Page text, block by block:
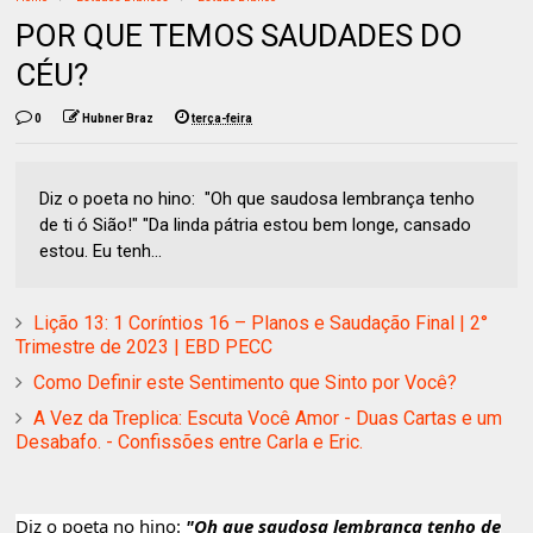
POR QUE TEMOS SAUDADES DO
CÉU?
0 Hubner Braz terça-feira
Diz o poeta no hino: "Oh que saudosa lembrança tenho
de ti ó Sião!" "Da linda pátria estou bem longe, cansado
estou. Eu tenh...
Lição 13: 1 Coríntios 16 – Planos e Saudação Final | 2°
Trimestre de 2023 | EBD PECC
Como Definir este Sentimento que Sinto por Você?
A Vez da Treplica: Escuta Você Amor - Duas Cartas e um
Desabafo. - Confissões entre Carla e Eric.
Diz o poeta no hino: "Oh que saudosa lembrança tenho de